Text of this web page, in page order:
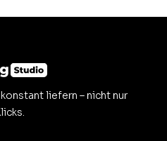
liefern – nicht nur